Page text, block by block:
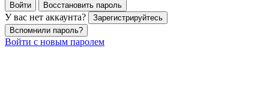
Войти
Восстановить пароль
У вас нет аккаунта?
Зарегистрируйтесь
Вспомнили пароль?
Войти с новым паролем